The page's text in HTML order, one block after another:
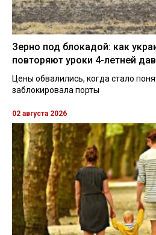
Зерно под блокадой: как
повторяют уроки 4-летней
Цены обвалились, когда стало
заблокировала порты
02 августа 2026